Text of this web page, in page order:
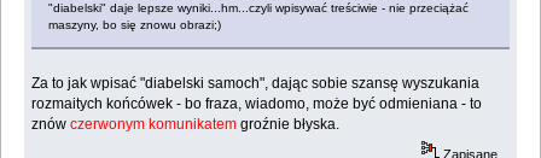
"diabelski" daje lepsze wyniki...hm...czyli wpisywać treściwie - nie przeciążać
maszyny, bo się znowu obrazi;)
Za to jak wpisać "diabelski samoch", dając sobie szansę wyszukania
rozmaitych końcówek - bo fraza, wiadomo, może być odmieniana - to
znówczerwonym komunikatem groźnie błyska.
Zapisane